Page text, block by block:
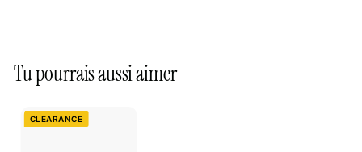
Tu pourrais aussi aimer
CLEARANCE